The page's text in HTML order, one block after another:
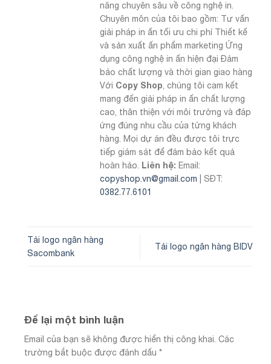
năng chuyên sâu về công nghệ in.
Chuyên môn của tôi bao gồm: Tư vấn
giải pháp in ấn tối ưu chi phí Thiết kế
và sản xuất ấn phẩm marketing Ứng
dụng công nghệ in ấn hiện đại Đảm
bảo chất lượng và thời gian giao hàng
Với Copy Shop , chúng tôi cam kết
mang đến giải pháp in ấn chất lượng
cao, thân thiện với môi trường và đáp
ứng đúng nhu cầu của từng khách
hàng. Mọi dự án đều được tôi trực
tiếp giám sát để đảm bảo kết quả
hoàn hảo. Liên hệ: Email:
copyshop.vn@gmail.com | SĐT:
0382.77.6101
Tải logo ngân hàng
Sacombank
Tải logo ngân hàng BIDV
Để lại một bình luận
Email của bạn sẽ không được hiển thị công khai. Các
trường bắt buộc được đánh dấu *